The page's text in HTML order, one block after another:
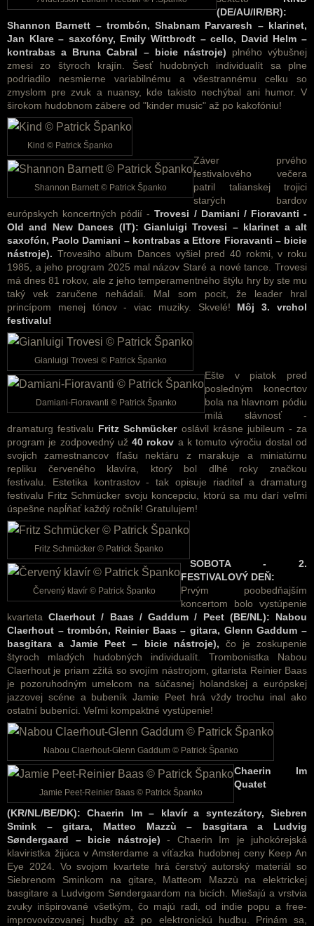
(DE/AU/IR/BR):
Shannon Barnett – trombón, Shabnam Parvaresh – klarinet,
Jan Klare – saxofóny, Emily Wittbrodt – cello, David Helm –
kontrabas a Bruna Cabral – bicie nástroje) plného výbušnej
zmesi zo štyroch krajín. Šesť hudobných individualít sa plne
podriadilo nesmierne variabilnému a všestrannému celku so
zmyslom pre zvuk a nuansy, kde takisto nechýbal ani humor. V
širokom hudobnom zábere od "kinder music" až po kakofóniu!
Kind © Patrick Španko
Shannon Barnett © Patrick Španko
Záver prvého
festivalového večera
patril talianskej trojici
starých bardov
európskych koncertných pódií -Trovesi / Damiani / Fioravanti -
Old and New Dances (IT): Gianluigi Trovesi – klarinet a alt
saxofón, Paolo Damiani – kontrabas a Ettore Fioravanti – bicie
nástroje). Trovesiho album Dances vyšiel pred 40 rokmi, v roku
1985, a jeho program 2025 mal názov Staré a nové tance. Trovesi
má dnes 81 rokov, ale z jeho temperamentného štýlu hry by ste mu
taký vek zaručene nehádali. Mal som pocit, že leader hral
princípom menej tónov - viac muziky. Skvelé! Môj 3. vrchol
festivalu!
Gianluigi Trovesi © Patrick Španko
Damiani-Fioravanti © Patrick Španko
Ešte v piatok pred
posledným konecrtov
bola na hlavnom pódiu
milá slávnosť -
dramaturg festivalu Fritz Schmückeroslávil krásne jubileum - za
program je zodpovedný už40 rokov a k tomuto výročiu dostal od
svojich zamestnancov fľašu nektáru z marakuje a miniatúrnu
repliku červeného klavíra, ktorý bol dlhé roky značkou
festivalu.
Estetika kontrastov - tak opisuje riaditeľ a dramaturg
festivalu Fritz Schmücker svoju koncepciu, ktorú sa mu darí veľmi
úspešne napĺňať každý ročník! Gratulujem!
Fritz Schmücker © Patrick Španko
Červený klavír © Patrick Španko
SOBOTA - 2.
FESTIVALOVÝ DEŇ:
Prvým poobedňajším
koncertom bolo vystúpenie
kvartetaClaerhout / Baas / Gaddum / Peet (BE/NL): Nabou
Claerhout – trombón, Reinier Baas – gitara, Glenn Gaddum –
basgitara a Jamie Peet – bicie nástroje), čo je zoskupenie
štyroch mladých hudobných individualít. Trombonistka Nabou
Claerhout je priam zžitá so svojím nástrojom, gitarista Reinier Baas
je pozoruhodným umelcom na súčasnej holandskej a európskej
jazzovej scéne a bubeník Jamie Peet hrá vždy trochu inal ako
ostatní bubeníci. Veľmi kompaktné vystúpenie!
Nabou Claerhout-Glenn Gaddum © Patrick Španko
Jamie Peet-Reinier Baas © Patrick Španko
Chaerin Im
Quatet
(KR/NL/BE/DK):Chaerin Im – klavír a syntezátory,Siebren
Smink – gitara, Matteo Mazzù – basgitara a Ludvig
Søndergaard – bicie nástroje) - Chaerin Im je juhokórejská
klaviristka žijúca v Amsterdame a víťazka hudobnej ceny Keep An
Eye 2024. Vo svojom kvartete hrá čerstvý autorský materiál so
Siebrenom Sminkom na gitare, Matteom Mazzù na elektrickej
basgitare a Ludvigom Søndergaardom na bicích. Miešajú a vrstvia
zvuky inšpirované všetkým, čo majú radi, od indie popu a free-
improvovizovanej hudby až po elektronickú hudbu. Prinám sa,